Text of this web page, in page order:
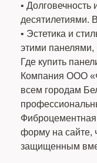
•
десятилетиями.
• Эстетика и
этими панелями,
Где купить
Компания ООО
всем городам
Фиброцементная
форму на сайте,
защищенным